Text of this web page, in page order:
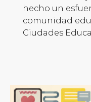
hecho un
comunidad
Ciudades